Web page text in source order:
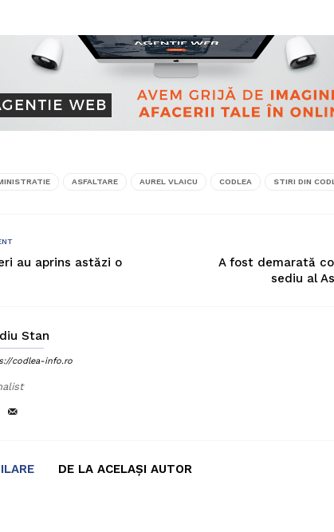
ASFALTARE AUREL VLAICU CODLEA STIRI DIN
au aprins astăzi o
A fost demarată
sediu al
Stan
codlea-info.ro
DE LA ACELAȘI AUTOR